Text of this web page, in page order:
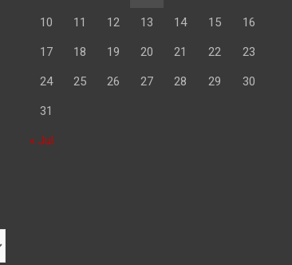
10 11 12 13 14 15 16
17 18 19 20 21 22 23
24 25 26 27 28 29 30
31
« Jul